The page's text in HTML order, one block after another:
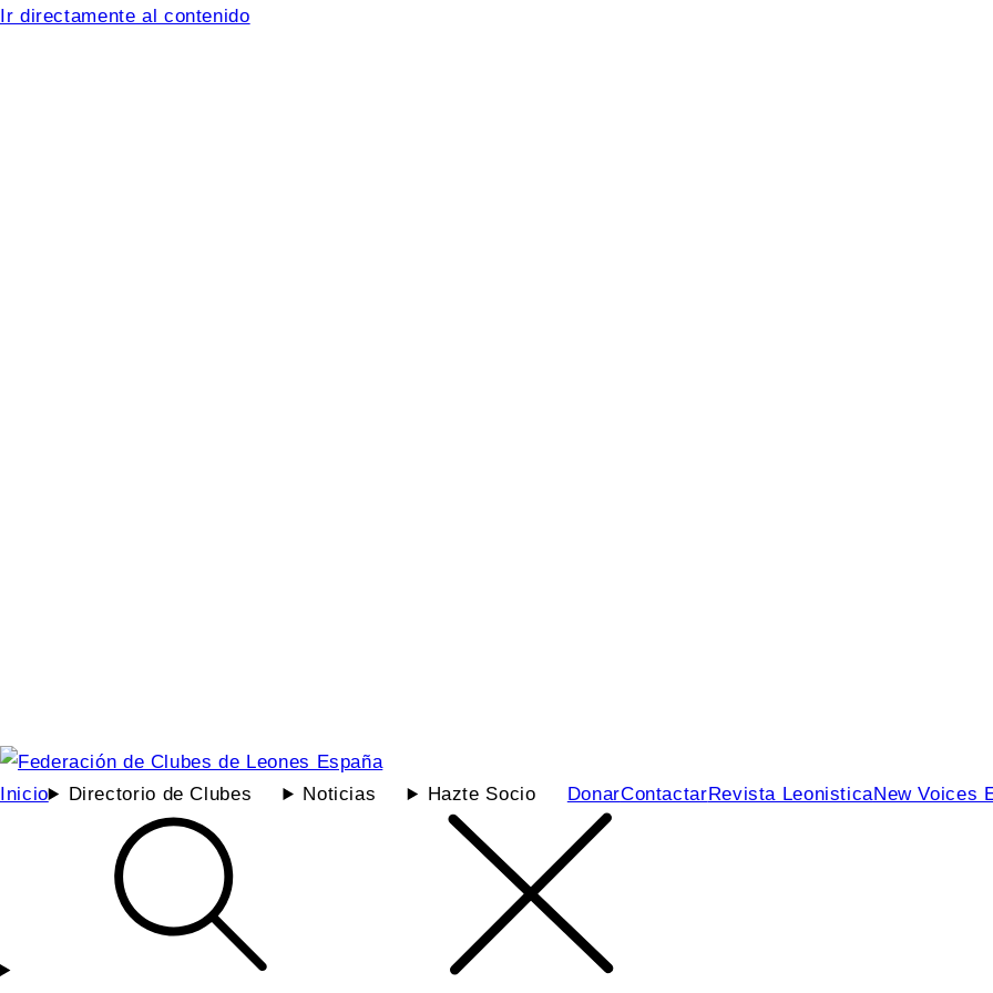
Ir directamente al contenido
Inicio Directorio de Clubes Noticias Hazte Socio DonarContactarRevista LeonisticaNew Voices